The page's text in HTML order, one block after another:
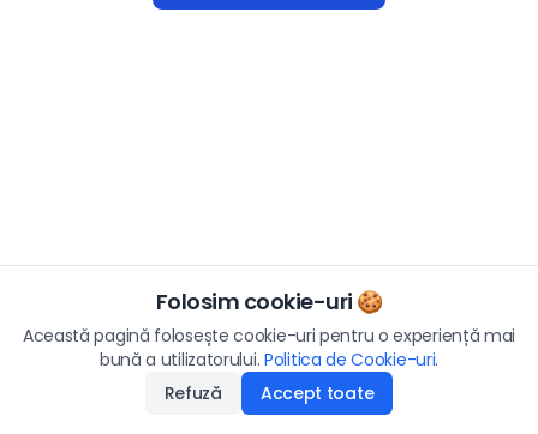
Folosim cookie-uri 🍪
Această pagină folosește cookie-uri pentru o experiență mai
bună a utilizatorului. Politica de Cookie-uri.
Refuză
Accept toate